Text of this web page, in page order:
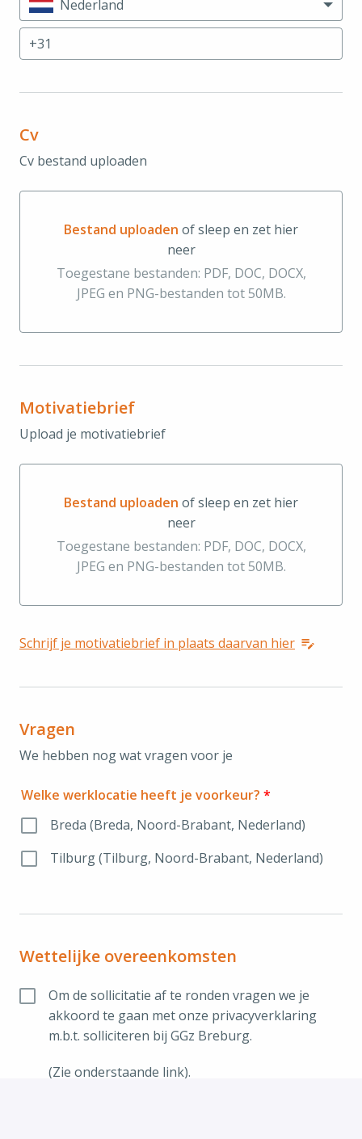
Nederland
Cv
Cv bestand uploaden
Bestand uploaden of sleep en zet hier
neer
Bestand uploaden of sleep en zet hier neer
Toegestane bestanden: PDF, DOC, DOCX,
JPEG en PNG-bestanden tot 50MB.
Motivatiebrief
Upload je motivatiebrief
Bestand uploaden of sleep en zet hier
neer
Bestand uploaden of sleep en zet hier neer
Toegestane bestanden: PDF, DOC, DOCX,
JPEG en PNG-bestanden tot 50MB.
Schrijf je motivatiebrief in plaats daarvan hier
Vragen
We hebben nog wat vragen voor je
Welke werklocatie heeft je voorkeur? *
Breda (Breda, Noord-Brabant, Nederland)
Tilburg (Tilburg, Noord-Brabant, Nederland)
Wettelijke overeenkomsten
Om de sollicitatie af te ronden vragen we je
akkoord te gaan met onze privacyverklaring
(Zie onderstaande link).